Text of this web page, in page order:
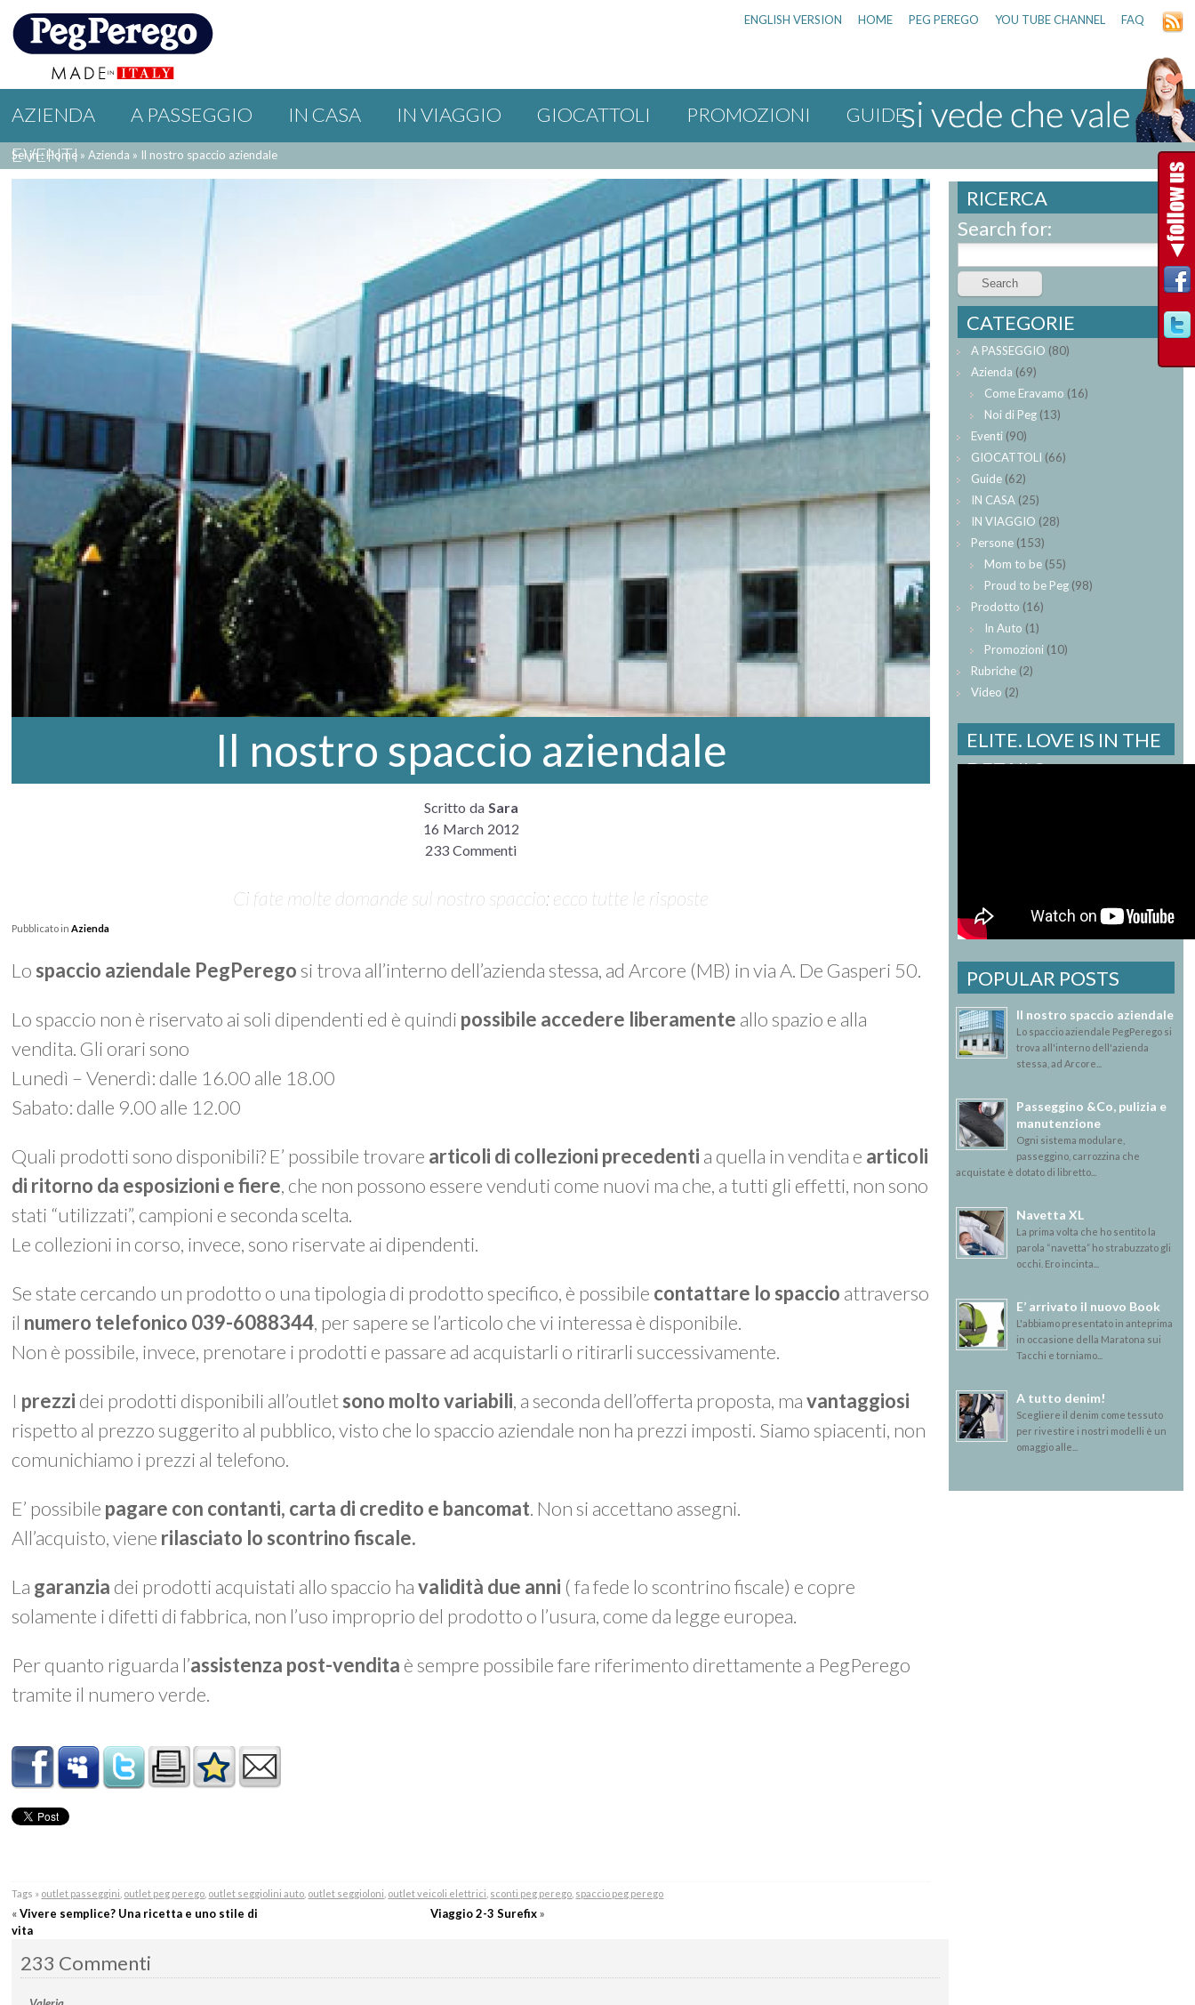
ENGLISH VERSION HOME PEG PEREGO YOU TUBE CHANNEL FAQ
AZIENDA A PASSEGGIO IN CASA IN VIAGGIO GIOCATTOLI PROMOZIONI
GUIDE
EVENTI
Sei in : Home »Azienda » Il nostro spaccio aziendale
Il nostro spaccio aziendale
Scritto da Sara
16 March 2012
233 Commenti
Ci fate molte domande sul nostro spaccio: ecco tutte le risposte
Pubblicato inAzienda
Lo spaccio aziendale PegPerego si trova all’interno dell’azienda stessa, ad Arcore (MB) in via A. De Gasperi 50.
Lo spaccio non è riservato ai soli dipendenti ed è quindi possibile accedere liberamente allo spazio e alla
vendita. Gli orari sono
Lunedì – Venerdì: dalle 16.00 alle 18.00
Sabato: dalle 9.00 alle 12.00
Quali prodotti sono disponibili? E’ possibile trovare articoli di collezioni precedenti a quella in vendita e articoli
di ritorno da esposizioni e fiere, che non possono essere venduti come nuovi ma che, a tutti gli effetti, non sono
stati “utilizzati”, campioni e seconda scelta.
Le collezioni in corso, invece, sono riservate ai dipendenti.
Se state cercando un prodotto o una tipologia di prodotto specifico, è possibile contattare lo spaccio attraverso
il numero telefonico 039-6088344, per sapere se l’articolo che vi interessa è disponibile.
Non è possibile, invece, prenotare i prodotti e passare ad acquistarli o ritirarli successivamente.
I prezzi dei prodotti disponibili all’outletsono molto variabili, a seconda dell’offerta proposta, mavantaggiosi
rispetto al prezzo suggerito al pubblico, visto che lo spaccio aziendale non ha prezzi imposti. Siamo spiacenti, non
comunichiamo i prezzi al telefono.
E’ possibile pagare con contanti, carta di credito e bancomat. Non si accettano assegni.
All’acquisto, viene rilasciato lo scontrino fiscale.
La garanzia dei prodotti acquistati allo spaccio havalidità due anni ( fa fede lo scontrino fiscale) e copre
solamente i difetti di fabbrica, non l’uso improprio del prodotto o l’usura, come da legge europea.
Per quanto riguarda l’assistenza post-vendita è sempre possibile fare riferimento direttamente a PegPerego
tramite il numero verde.
Tags » outlet passeggini outlet peg perego outlet seggiolini auto outlet seggioloni outlet veicoli elettrici sconti peg perego spaccio peg perego
«Vivere semplice? Una ricetta e uno stile di
vita
Viaggio 2-3 Surefix»
233 Commenti
RICERCA
Search for:
CATEGORIE
A PASSEGGIO (80)
Azienda (69)
Come Eravamo (16)
Noi di Peg (13)
Eventi (90)
GIOCATTOLI (66)
Guide (62)
IN CASA (25)
IN VIAGGIO (28)
Persone (153)
Mom to be (55)
Proud to be Peg (98)
Prodotto (16)
In Auto (1)
Promozioni (10)
Rubriche (2)
Video (2)
ELITE. LOVE IS IN THE
DETAILS.
POPULAR POSTS
Il nostro spaccio aziendale
Lo spaccio aziendale PegPerego si
trova all'interno dell'azienda
stessa, ad Arcore...
Passeggino &Co, pulizia e
manutenzione
Ogni sistema modulare,
passeggino, carrozzina che
acquistate è dotato di libretto...
Navetta XL
La prima volta che ho sentito la
parola “navetta” ho strabuzzato gli
occhi. Ero incinta...
E’ arrivato il nuovo Book
L'abbiamo presentato in anteprima
in occasione della Maratona sui
Tacchi e torniamo...
A tutto denim!
Scegliere il denim come tessuto
per rivestire i nostri modelli è un
omaggio alle...